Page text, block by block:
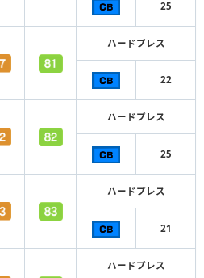
25
ハードプレス
22
ハードプレス
25
ハードプレス
21
ハードプレス